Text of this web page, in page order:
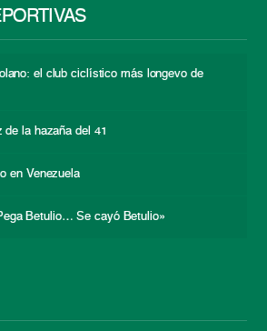
el club ciclístico más longevo de
de la hazaña del 41
en Venezuela
Betulio… Se cayó Betulio»